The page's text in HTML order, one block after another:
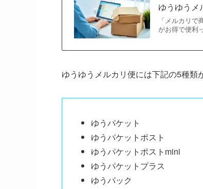
ゆうゆうメ
「メルカリ
がお得で便利
ゆうゆうメルカリ便には下記の5種類
ゆうパケット
ゆうパケットポスト
ゆうパケットポストmini
ゆうパケットプラス
ゆうパック